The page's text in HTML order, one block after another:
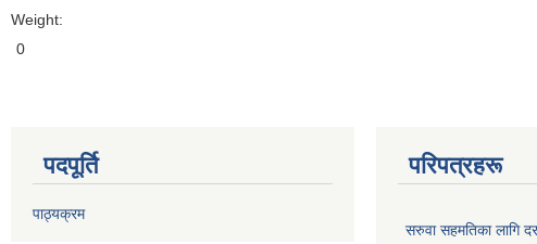
Weight:
0
पदपूर्ति
पाठ्यक्रम
परिपत्रहरू
सरुवा सहमतिका लागि